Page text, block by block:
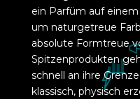
ein Parfüm auf
um naturgetreue
absolute Formtreue
Spitzenprodukten
schnell an ihre
klassisch, physisch